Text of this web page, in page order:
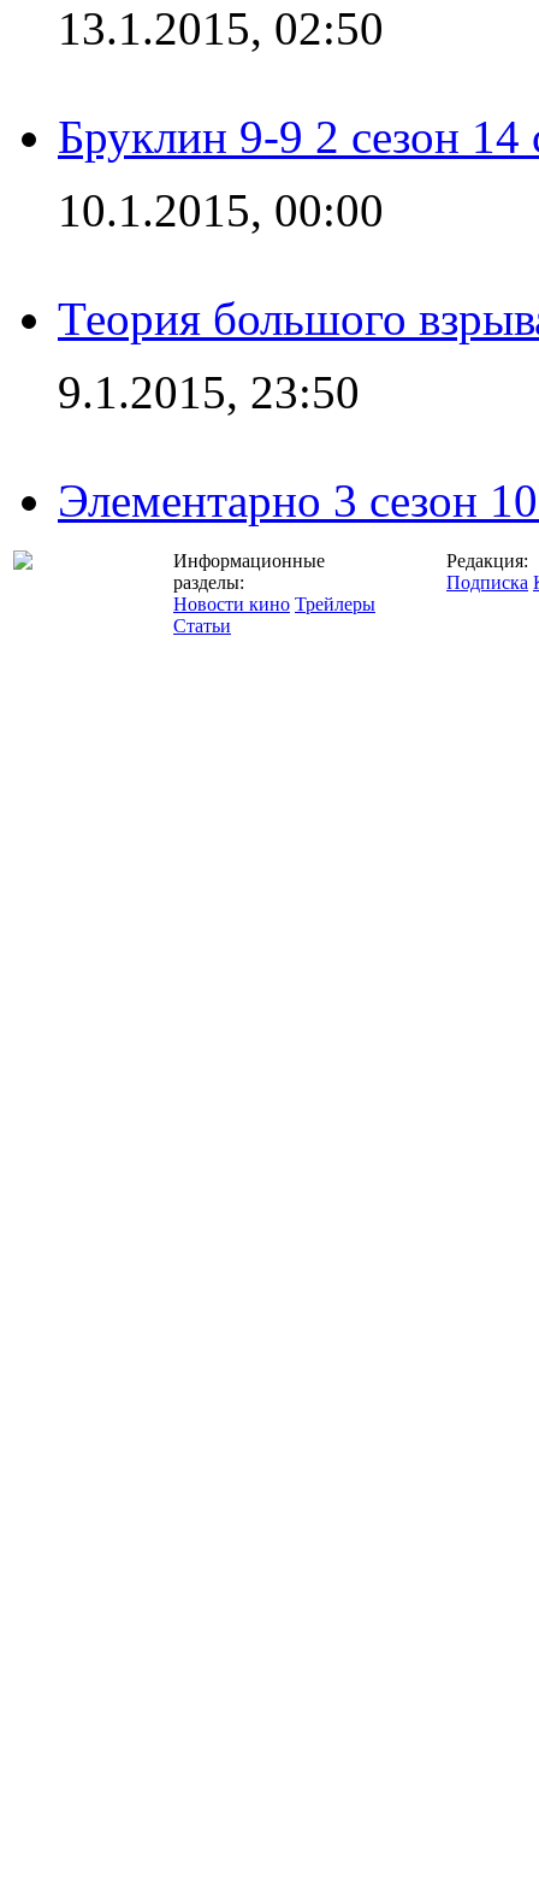
13.1.2015, 02:50
Бруклин 9-9 2 сезон 14
10.1.2015, 00:00
Теория большого
9.1.2015, 23:50
Элементарно 3 сезон
Информационные
разделы:
Новости кино Трейлеры
Статьи
Редакция:
Подписка